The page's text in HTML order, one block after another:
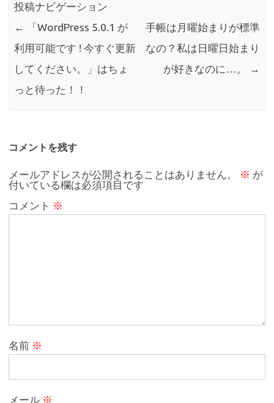
投稿ナビゲーション
←
「WordPress 5.0.1 が
利用可能です ! 今すぐ更新
してください。」はちょ
っと待った！！
手帳は月曜始まりが標準
なの？私は日曜日始まり
が好きなのに…。
→
コメントを残す
メールアドレスが公開されることはありません。 ※ が
付いている欄は必須項目です
コメント ※
名前 ※
メール ※